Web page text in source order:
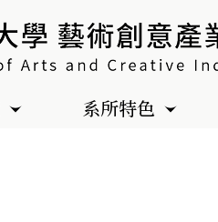
系所特色